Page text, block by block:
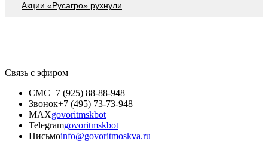
Акции «Русагро» рухнули
Связь с эфиром
СМС+7 (925) 88-88-948
Звонок+7 (495) 73-73-948
MAXgovoritmskbot
Telegramgovoritmskbot
Письмоinfo@govoritmoskva.ru